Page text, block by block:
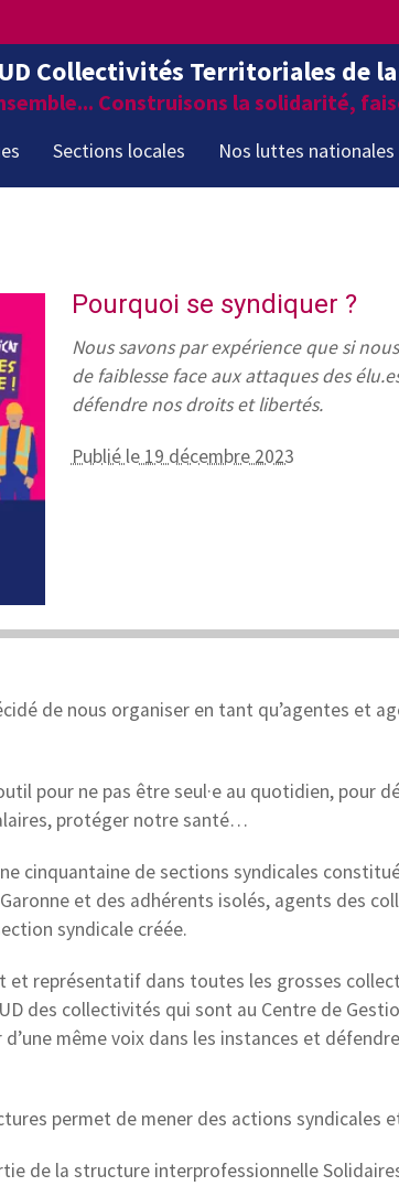
Collectivités Territoriales de
Construisons la solidarité,
Sections locales Nos luttes nationales
Pourquoi se syndiquer ?
Nous savons par expérience que si
de faiblesse face aux attaques des
défendre nos droits et libertés.
Publié le 19 décembre 2023
de nous organiser en tant qu’agentes et
pour ne pas être seul·e au quotidien,
protéger notre santé…
cinquantaine de sections syndicales
et des adhérents isolés, agents des
syndicale créée.
et représentatif dans toutes les grosses
des collectivités qui sont au Centre de
même voix dans les instances et
permet de mener des actions syndicales
de la structure interprofessionnelle